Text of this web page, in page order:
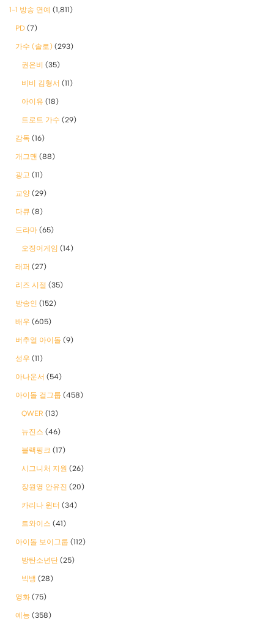
1-1 방송 연예 (1,811)
PD (7)
가수 (솔로) (293)
권은비 (35)
비비 김형서 (11)
아이유 (18)
트로트 가수 (29)
감독 (16)
개그맨 (88)
광고 (11)
교양 (29)
다큐 (8)
드라마 (65)
오징어게임 (14)
래퍼 (27)
리즈 시절 (35)
방송인 (152)
배우 (605)
버추얼 아이돌 (9)
성우 (11)
아나운서 (54)
아이돌 걸그룹 (458)
QWER (13)
뉴진스 (46)
블랙핑크 (17)
시그니처 지원 (26)
장원영 안유진 (20)
카리나 윈터 (34)
트와이스 (41)
아이돌 보이그룹 (112)
방탄소년단 (25)
빅뱅 (28)
영화 (75)
예능 (358)